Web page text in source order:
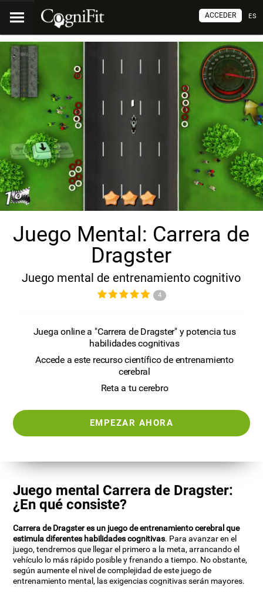
ES
ACCEDER
Juego Mental: Carrera de
Dragster
Juego mental de entrenamiento cognitivo
4
Juega online a "Carrera de Dragster" y potencia tus
habilidades cognitivas
Accede a este recurso científico de entrenamiento
cerebral
Reta a tu cerebro
EMPEZAR AHORA
Juego mental Carrera de Dragster:
¿En qué consiste?
Carrera de Dragster es un juego de entrenamiento cerebral que
estimula diferentes habilidades cognitivas. Para avanzar en el
juego, tendremos que llegar el primero a la meta, arrancando el
vehículo lo más rápido posible y frenando a tiempo. No obstante,
según aumente el nivel de complejidad de este juego de
entrenamiento mental, las exigencias cognitivas serán mayores.